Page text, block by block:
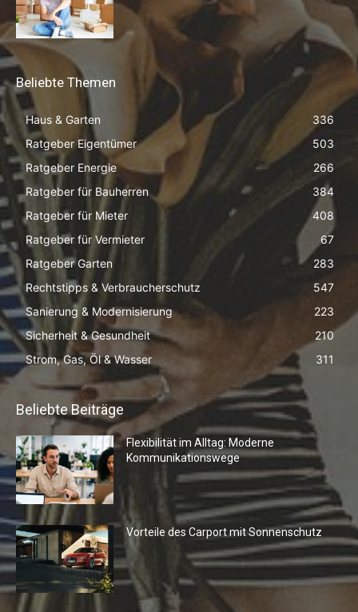
Beliebte Themen
Haus & Garten
336
Ratgeber Eigentümer
503
Ratgeber Energie
266
Ratgeber für Bauherren
384
Ratgeber für Mieter
408
Ratgeber für Vermieter
67
Ratgeber Garten
283
Rechtstipps & Verbraucherschutz
547
Sanierung & Modernisierung
223
Sicherheit & Gesundheit
210
Strom, Gas, Öl & Wasser
311
Beliebte Beiträge
Flexibilität im Alltag: Moderne
Kommunikationswege
Vorteile des Carport mit Sonnenschutz